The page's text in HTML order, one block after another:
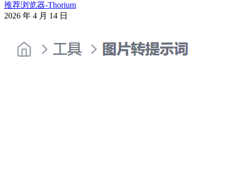
推荐浏览器-Thorium
2026 年 4 月 14 日